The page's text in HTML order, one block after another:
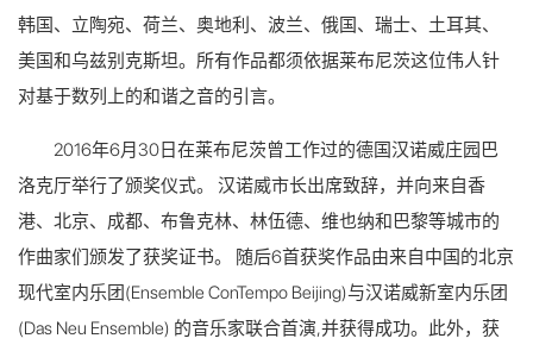
韩国、立陶宛、荷兰、奥地利、波兰、俄国、瑞士、土耳其、
美国和乌兹别克斯坦。所有作品都须依据莱布尼茨这位伟人针
对基于数列上的和谐之音的引言。
2016年6月30日在莱布尼茨曾工作过的德国汉诺威庄园巴
洛克厅举行了颁奖仪式。 汉诺威市长出席致辞，并向来自香
港、北京、成都、布鲁克林、林伍德、维也纳和巴黎等城市的
作曲家们颁发了获奖证书。 随后6首获奖作品由来自中国的北京
现代室内乐团(Ensemble ConTempo Beijing)与汉诺威新室内乐团
(Das Neu Ensemble) 的音乐家联合首演,并获得成功。此外，获